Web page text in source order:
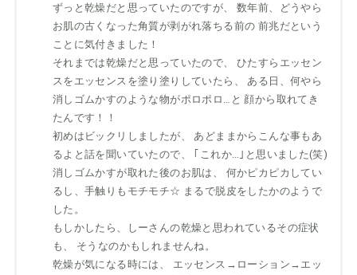
ずっと乾燥だと思っていたのですが、 数年前、どうやら
お肌の古くなった角質が剥がれ落ちる前の 前兆だという
ことに気付きました！
それまでは乾燥だと思っていたので、 ひたすらエッセン
スをエッセンスを塗り塗りしていたら、 ある日、何やら
消しゴムかすのような物がポロポロ…と 顔から取れてき
たんです！！
初めはビックリしましたが、 あどままからこんな事もあ
るよと話を聞いていたので、 ｢これか…｣と思いました(笑)
消しゴムかすが取れた後のお肌は、 何かピカピカしてい
るし、手触りもモチモチ☆ まるで脱皮をしたかのようで
した。
もしかしたら、しーさんの乾燥と思われているその症状
も、 そうなのかもしれませんね。
乾燥が気になる時には、 エッセンス→ローション→エッ